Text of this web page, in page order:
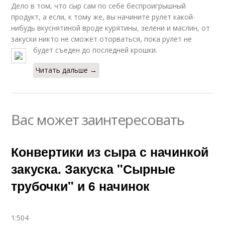
Дело в том, что сыр сам по себе беспроигрышный
продукт, а если, к тому же, вы начините рулет какой-
нибудь вкуснятиной вроде курятины, зелени и маслин, от
закуски никто не сможет оторваться, пока рулет не
будет съеден до последней крошки.
Читать дальше →
Вас может заинтересовать
Конвертики из сыра с начинкой
закуска. Закуска "Сырные
трубочки" и 6 начинок
1:504